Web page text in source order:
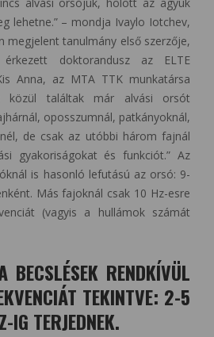
alvási orsójuk, holott az agyuk
lehetne.” – mondja Ivaylo Iotchev,
megjelent tanulmány első szerzője,
doktorandusz az ELTE
Anna, az MTA TTK munkatársa
közül találtak már alvási orsót
oposszumnál, patkányoknál,
de csak az utóbbi három fajnál
gyakoriságokat és funkciót.” Az
is hasonló lefutású az orsó: 9-
Más fajoknál csak 10 Hz-esre
(vagyis a hullámok számát
RENDKÍVÜL
TEKINTVE: 2-5
IG TERJEDNEK.